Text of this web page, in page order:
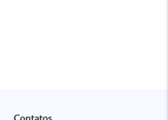
Contatos